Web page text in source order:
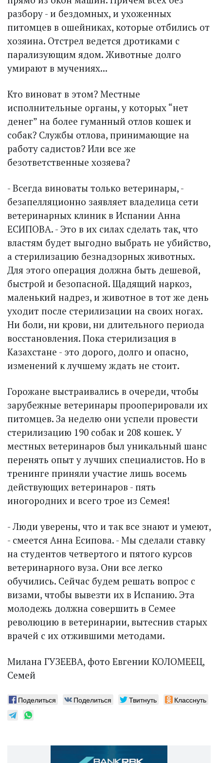
разбору - и бездомных, и ухоженных
питомцев в ошейниках, которые отбились от
хозяина. Отстрел ведется дротиками с
парализующим ядом. Животные долго
умирают в мучениях...
Кто виноват в этом? Местные
исполнительные органы, у которых “нет
денег” на более гуманный отлов кошек и
собак? Службы отлова, принимающие на
работу садистов? Или все же
безответственные хозяева?
- Всегда виноваты только ветеринары, -
безапелляционно заявляет владелица сети
ветеринарных клиник в Испании Анна
ЕСИПОВА. - Это в их силах сделать так, что
властям будет выгодно выбрать не убийство,
а стерилизацию безнадзорных животных.
Для этого операция должна быть дешевой,
быстрой и безопасной. Щадящий наркоз,
маленький надрез, и животное в тот же день
уходит после стерилизации на своих ногах.
Ни боли, ни крови, ни длительного периода
восстановления. Пока стерилизация в
Казахстане - это дорого, долго и опасно,
изменений к лучшему ждать не стоит.
Горожане выстраивались в очереди, чтобы
зарубежные ветеринары прооперировали их
питомцев. За неделю они успели провести
стерилизацию 190 собак и 208 кошек. У
местных ветеринаров был уникальный шанс
перенять опыт у лучших специалистов. Но в
тренинге приняли участие лишь восемь
действующих ветеринаров - пять
иногородних и всего трое из Семея!
- Люди уверены, что и так все знают и умеют,
- смеется Анна Есипова. - Мы сделали ставку
на студентов четвертого и пятого курсов
ветеринарного вуза. Они все легко
обучились. Сейчас будем решать вопрос с
визами, чтобы вывезти их в Испанию. Эта
молодежь должна совершить в Семее
революцию в ветеринарии, вытеснив старых
врачей с их отжившими методами.
Милана ГУЗЕЕВА, фото Евгении КОЛОМЕЕЦ,
Семей
Поделиться Поделиться Твитнуть Класснуть